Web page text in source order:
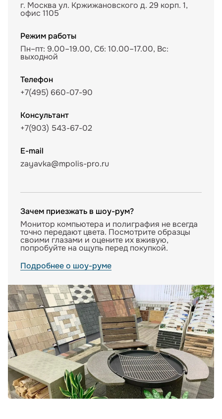
г. Москва ул. Кржижановского д. 29 корп. 1,
офис 1105
Режим работы
Пн–пт: 9.00–19.00, Сб: 10.00–17.00, Вс:
выходной
Телефон
+7(495) 660-07-90
Консультант
+7(903) 543-67-02
E-mail
zayavka@mpolis-pro.ru
Зачем приезжать в шоу-рум?
Монитор компьютера и полиграфия не всегда
точно передают цвета. Посмотрите образцы
своими глазами и оцените их вживую,
попробуйте на ощупь перед покупкой.
Подробнее о шоу-руме